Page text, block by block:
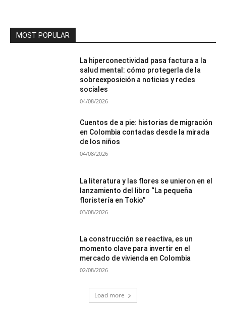
MOST POPULAR
La hiperconectividad pasa factura a la
salud mental: cómo protegerla de la
sobreexposición a noticias y redes
sociales
04/08/2026
Cuentos de a pie: historias de migración
en Colombia contadas desde la mirada
de los niños
04/08/2026
La literatura y las flores se unieron en el
lanzamiento del libro “La pequeña
floristería en Tokio”
03/08/2026
La construcción se reactiva, es un
momento clave para invertir en el
mercado de vivienda en Colombia
02/08/2026
Load more